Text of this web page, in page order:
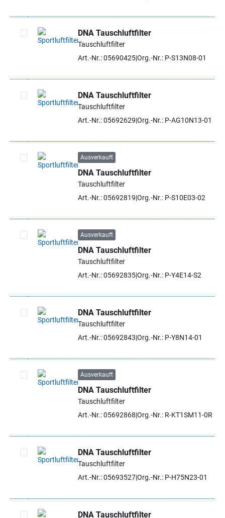
Artikel auswählen
DNA Tauschluftfilter
Tauschluftfilter
Art.-Nr.: 05690425Org.-Nr.: P-S13N08-01
Artikel auswählen
DNA Tauschluftfilter
Tauschluftfilter
Art.-Nr.: 05692629 Org.-Nr.: P-AG10N13-01
Artikel auswählen
Ausverkauft
DNA Tauschluftfilter
Tauschluftfilter
Art.-Nr.: 05692819 Org.-Nr.: P-S10E03-02
Artikel auswählen
Ausverkauft
DNA Tauschluftfilter
Tauschluftfilter
Art.-Nr.: 05692835Org.-Nr.: P-Y4E14-S2
Artikel auswählen
DNA Tauschluftfilter
Tauschluftfilter
Art.-Nr.: 05692843 Org.-Nr.: P-Y8N14-01
Artikel auswählen
Ausverkauft
DNA Tauschluftfilter
Tauschluftfilter
Art.-Nr.: 05692868 Org.-Nr.: R-KT1SM11-0R
Artikel auswählen
DNA Tauschluftfilter
Tauschluftfilter
Art.-Nr.: 05693527Org.-Nr.: P-H75N23-01
DNA Tauschluftfilter